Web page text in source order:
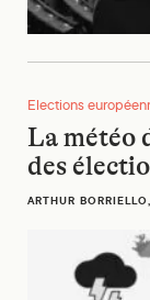
Elections
La météo
des
ARTHUR